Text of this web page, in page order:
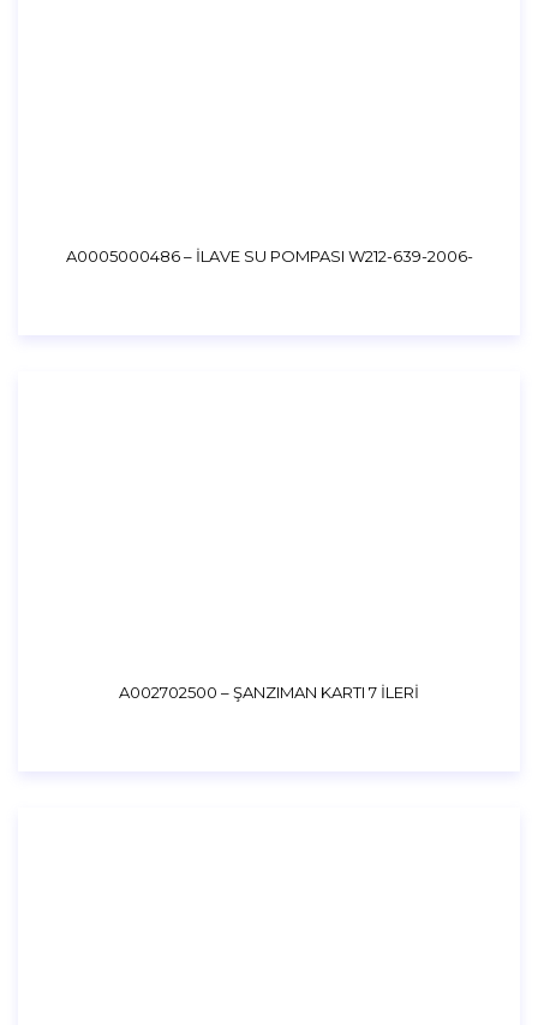
A0005000486 – İLAVE SU POMPASI W212-639-2006-
A002702500 – ŞANZIMAN KARTI 7 İLERİ